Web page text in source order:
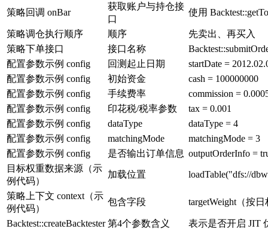
策略回调 onBar
获取账户与持仓接
口
使用
策略调仓执行顺序 顺序
先卖出、再买入
策略下单接口
接口名称
配置参数示例 config
回测起止日期
startDate =
配置参数示例 config
初始资金
cash = 100000000
配置参数示例 config
手续费率
commission =
配置参数示例 config
印花税/税率参数
tax = 0.001
配置参数示例 config
dataType
dataType = 4
配置参数示例 config
matchingMode
matchingMode = 3
配置参数示例 config
是否输出订单信息 outputOrderInfo =
目标权重数据来源（示
例代码）
加载位置 loadTable("dfs://
策略上下文 context（示
例代码）
包含字段 targetWeight（按
Backtest::createBacktester 第4个参数含义
表示是否开启 JIT